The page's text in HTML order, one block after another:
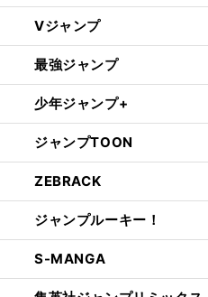
Vジャンプ
最強ジャンプ
少年ジャンプ+
ジャンプTOON
ZEBRACK
ジャンプルーキー！
S-MANGA